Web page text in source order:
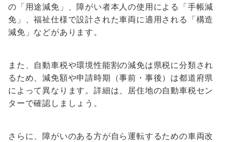
の「用途減免」、障がい者本人の使用による「手帳減
免」、福祉仕様で設計された車両に適用される「構造
減免」などがあります。
また、自動車税や環境性能割の減免は県税に分類され
るため、減免額や申請時期（事前・事後）は都道府県
によって異なります。詳細は、居住地の自動車税セン
ターで確認しましょう。
さらに、障がいのある方が自ら運転するための車両改